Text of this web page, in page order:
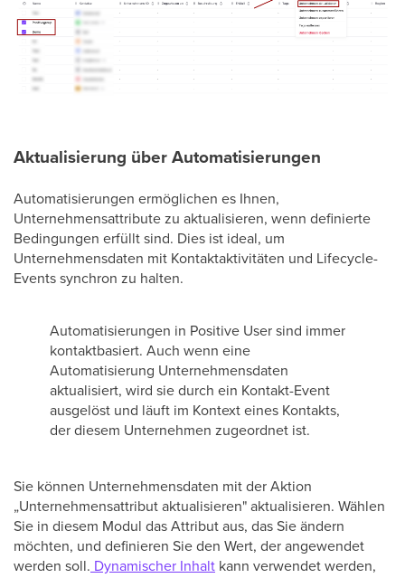
Aktualisierung über Automatisierungen
Automatisierungen ermöglichen es Ihnen,
Unternehmensattribute zu aktualisieren, wenn definierte
Bedingungen erfüllt sind. Dies ist ideal, um
Unternehmensdaten mit Kontaktaktivitäten und Lifecycle-
Events synchron zu halten.
Automatisierungen in Positive User sind immer
kontaktbasiert. Auch wenn eine
Automatisierung Unternehmensdaten
aktualisiert, wird sie durch ein Kontakt-Event
ausgelöst und läuft im Kontext eines Kontakts,
der diesem Unternehmen zugeordnet ist.
Sie können Unternehmensdaten mit der Aktion
„Unternehmensattribut aktualisieren" aktualisieren. Wählen
Sie in diesem Modul das Attribut aus, das Sie ändern
möchten, und definieren Sie den Wert, der angewendet
werden soll. Dynamischer Inhalt kann verwendet werden,